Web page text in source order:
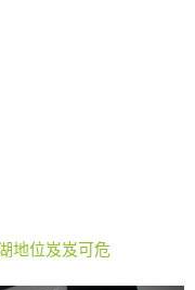
地位岌岌可危